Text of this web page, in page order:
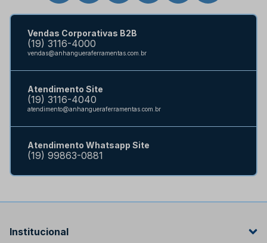
Vendas Corporativas B2B
(19) 3116-4000
vendas@anhangueraferramentas.com.br
Atendimento Site
(19) 3116-4040
atendimento@anhangueraferramentas.com.br
Atendimento Whatsapp Site
(19) 99863-0881
Institucional